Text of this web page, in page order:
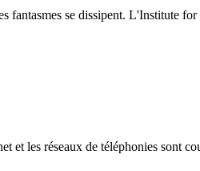
fantasmes se dissipent. L'Institute
et les réseaux de téléphonies sont